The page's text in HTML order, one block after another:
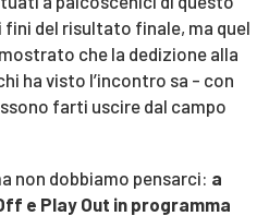
del risultato finale, ma quel
che la dedizione alla
ha visto l’incontro sa - con
farti uscire dal campo
non dobbiamo pensarci: a
e Play Out in programma